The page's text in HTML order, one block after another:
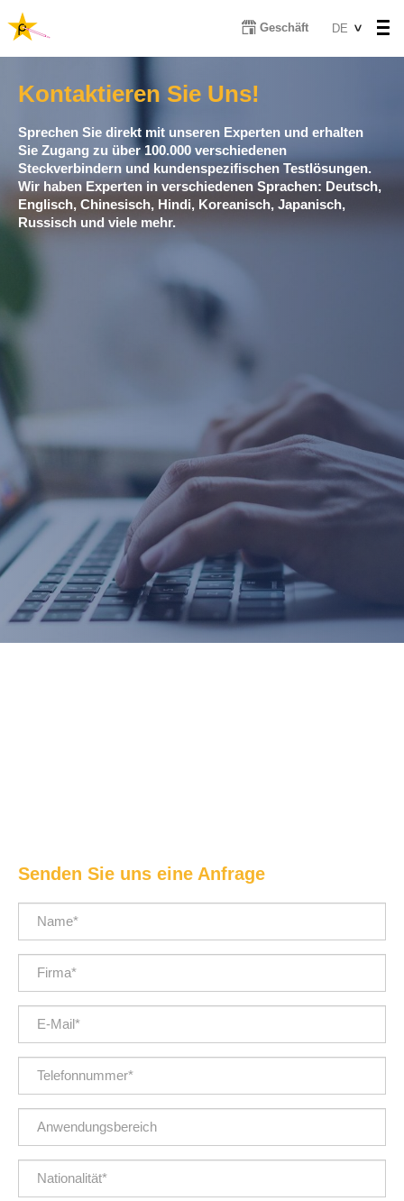
Direkt
zum
Geschäft
Select
DE
Kontaktieren Sie Uns!
Sprechen Sie direkt mit unseren Experten und erhalten
Sie Zugang zu über 100.000 verschiedenen
Steckverbindern und kundenspezifischen Testlösungen.
Wir haben Experten in verschiedenen Sprachen: Deutsch,
Englisch, Chinesisch, Hindi, Koreanisch, Japanisch,
Russisch und viele mehr.
Senden Sie uns eine Anfrage